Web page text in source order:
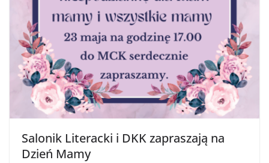
Salonik Literacki i DKK zapraszają na
Dzień Mamy